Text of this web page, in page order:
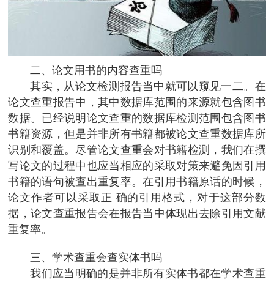
二、论文用书的内容查重吗
其实，从论文检测报告当中就可以窥见一二。在
论文查重报告中，其中数据库范围的来源就包含图书
数据。已经说明论文查重的数据库检测范围包含图书
书籍资源，但是并非所有书籍都被论文查重数据库所
识别和覆盖。尽管论文查重会对书籍检测，我们在撰
写论文的过程中也应当相应的采取对策来避免因引用
书籍的语句被查出重复率。在引用书籍原话的时候，
论文作者可以采取正 确的引用格式，对于这部分数
据，论文查重报告会在报告当中体现出去除引用文献
重复率。
三、学术查重会查实体书吗
我们应当明确的是并非所有实体书都在学术查重